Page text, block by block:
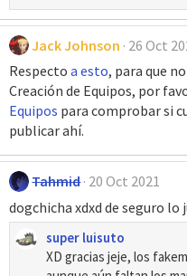
Jack Johnson 26 Oct
Respecto a esto, para que
Creación de Equipos, por
Equipos para comprobar si
publicar ahí.
Tahmid 20 Oct 2021
dogchicha xdxd de seguro lo
super luisuto
XD gracias jeje, los